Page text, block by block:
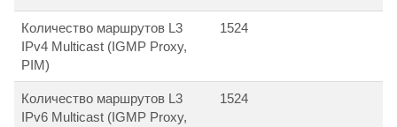
Количество маршрутов L3
IPv4 Multicast (IGMP Proxy,
PIM)
1524
Количество маршрутов L3
IPv6 Multicast (IGMP Proxy,
1524